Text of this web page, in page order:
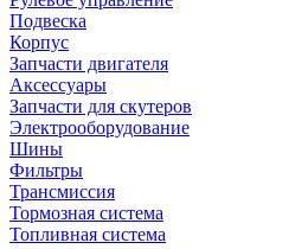
Подвеска
Корпус
Запчасти двигателя
Аксессуары
Запчасти для скутеров
Электрооборудование
Шины
Фильтры
Трансмиссия
Тормозная система
Топливная система